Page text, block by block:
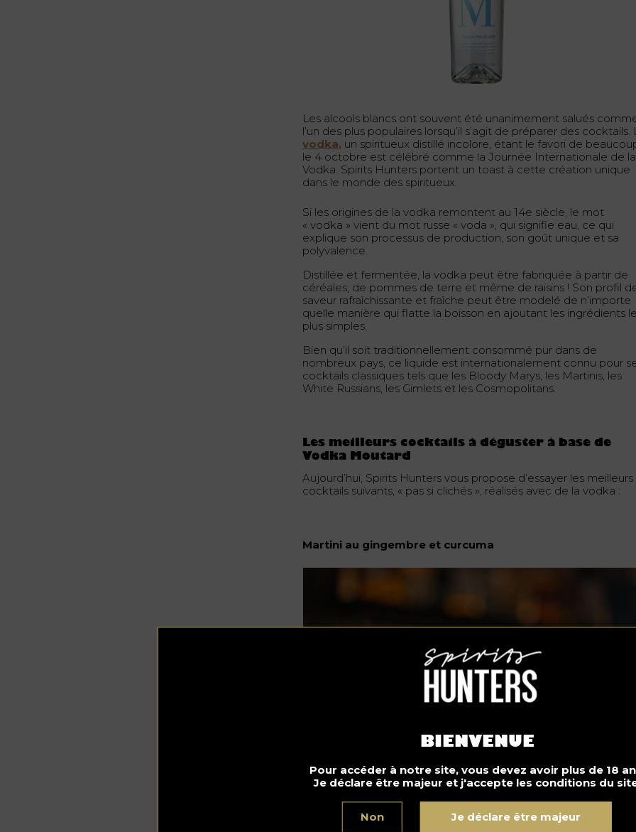
BIENVENUE
Pour accéder à notre site, vous devez avoir plus de 18
Je déclare être majeur et j'accepte les conditions du
Non Je déclare être majeur
Les alcools blancs ont souvent été unanimement salués
l’un des plus populaires lorsqu’il s’agit de préparer des cocktails.
vodka, un spiritueux distillé incolore, étant le favori de
le 4 octobre est célébré comme la Journée Internationale de la
Vodka. Spirits Hunters portent un toast à cette création unique
dans le monde des spiritueux.
Si les origines de la vodka remontent au 14e siècle, le mot
« vodka » vient du mot russe « voda », qui signifie eau, ce qui
explique son processus de production, son goût unique et sa
polyvalence.
Distillée et fermentée, la vodka peut être fabriquée à partir de
céréales, de pommes de terre et même de raisins ! Son profil
saveur rafraîchissante et fraîche peut être modelé de n’importe
quelle manière qui flatte la boisson en ajoutant les ingrédients
plus simples.
Bien qu’il soit traditionnellement consommé pur dans de
nombreux pays, ce liquide est internationalement connu pour
cocktails classiques tels que les Bloody Marys, les Martinis, les
White Russians, les Gimlets et les Cosmopolitans.
Les meilleurs cocktails à déguster à base de
Vodka Moutard
Aujourd’hui, Spirits Hunters vous propose d’essayer les meilleurs
cocktails suivants, « pas si clichés », réalisés avec de la vodka :
Martini au gingembre et curcuma